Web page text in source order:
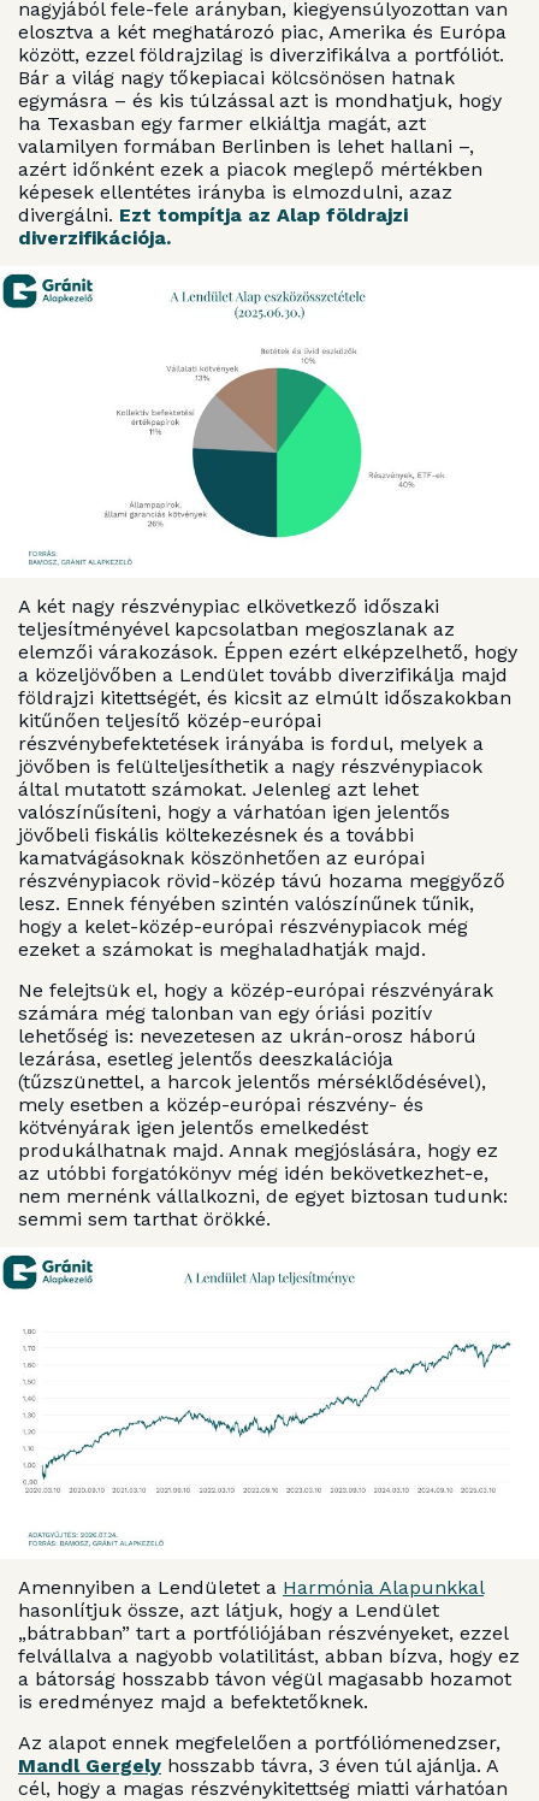
nagyjából fele-fele arányban, kiegyensúlyozottan van
elosztva a két meghatározó piac, Amerika és Európa
között, ezzel földrajzilag is diverzifikálva a portfóliót.
Bár a világ nagy tőkepiacai kölcsönösen hatnak
egymásra – és kis túlzással azt is mondhatjuk, hogy
ha Texasban egy farmer elkiáltja magát, azt
valamilyen formában Berlinben is lehet hallani –,
azért időnként ezek a piacok meglepő mértékben
képesek ellentétes irányba is elmozdulni, azaz
divergálni. Ezt tompítja az Alap földrajzi
diverzifikációja.
A két nagy részvénypiac elkövetkező időszaki
teljesítményével kapcsolatban megoszlanak az
elemzői várakozások. Éppen ezért elképzelhető, hogy
a közeljövőben a Lendület tovább diverzifikálja majd
földrajzi kitettségét, és kicsit az elmúlt időszakokban
kitűnően teljesítő közép-európai
részvénybefektetések irányába is fordul, melyek a
jövőben is felülteljesíthetik a nagy részvénypiacok
által mutatott számokat. Jelenleg azt lehet
valószínűsíteni, hogy a várhatóan igen jelentős
jövőbeli fiskális költekezésnek és a további
kamatvágásoknak köszönhetően az európai
részvénypiacok rövid-közép távú hozama meggyőző
lesz. Ennek fényében szintén valószínűnek tűnik,
hogy a kelet-közép-európai részvénypiacok még
ezeket a számokat is meghaladhatják majd.
Ne felejtsük el, hogy a közép-európai részvényárak
számára még talonban van egy óriási pozitív
lehetőség is: nevezetesen az ukrán-orosz háború
lezárása, esetleg jelentős deeszkalációja
(tűzszünettel, a harcok jelentős mérséklődésével),
mely esetben a közép-európai részvény- és
kötvényárak igen jelentős emelkedést
produkálhatnak majd. Annak megjóslására, hogy ez
az utóbbi forgatókönyv még idén bekövetkezhet-e,
nem mernénk vállalkozni, de egyet biztosan tudunk:
semmi sem tarthat örökké.
Amennyiben a Lendületet a Harmónia Alapunkkal
hasonlítjuk össze, azt látjuk, hogy a Lendület
„bátrabban” tart a portfóliójában részvényeket, ezzel
felvállalva a nagyobb volatilitást, abban bízva, hogy ez
a bátorság hosszabb távon végül magasabb hozamot
is eredményez majd a befektetőknek.
Az alapot ennek megfelelően a portfóliómenedzser,
Mandl Gergely hosszabb távra, 3 éven túl ajánlja. A
cél, hogy a magas részvénykitettség miatti várhatóan